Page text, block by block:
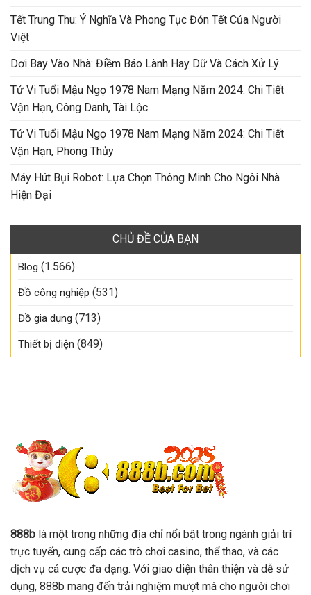
Tết Trung Thu: Ý Nghĩa Và Phong Tục Đón Tết Của Người
Việt
Dơi Bay Vào Nhà: Điềm Báo Lành Hay Dữ Và Cách Xử Lý
Tử Vi Tuổi Mậu Ngọ 1978 Nam Mạng Năm 2024: Chi Tiết
Vận Hạn, Công Danh, Tài Lộc
Tử Vi Tuổi Mậu Ngọ 1978 Nam Mạng Năm 2024: Chi Tiết
Vận Hạn, Phong Thủy
Máy Hút Bụi Robot: Lựa Chọn Thông Minh Cho Ngôi Nhà
Hiện Đại
CHỦ ĐỀ CỦA BẠN
Blog (1.566)
Đồ công nghiệp (531)
Đồ gia dụng (713)
Thiết bị điện (849)
888b là một trong những địa chỉ nổi bật trong ngành giải trí
trực tuyến, cung cấp các trò chơi casino, thể thao, và các
dịch vụ cá cược đa dạng. Với giao diện thân thiện và dễ sử
dụng, 888b mang đến trải nghiệm mượt mà cho người chơi